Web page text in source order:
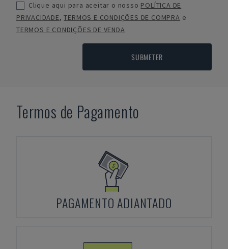
Clique aqui para aceitar o nosso POLÍTICA DE
PRIVACIDADE,TERMOS E CONDIÇÕES DE COMPRA e
TERMOS E CONDIÇÕES DE VENDA
SUBMETER
Termos de Pagamento
PAGAMENTO ADIANTADO